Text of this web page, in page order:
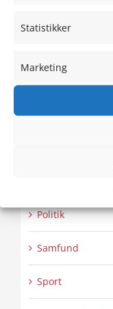
Statistikker
Marketing
Kultur
Politik
Samfund
Sport